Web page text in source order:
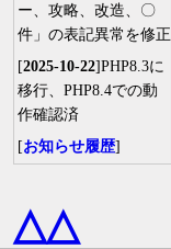
ー、攻略、改造、〇
件」の表記異常を修正
[2025-10-22]PHP8.3に
移行、PHP8.4での動
作確認済
[お知らせ履歴]
△△